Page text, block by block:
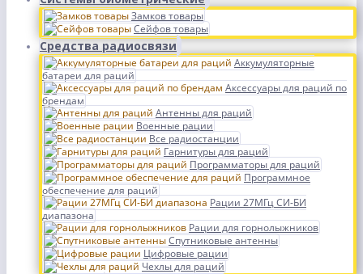
Замков товары
Сейфов товары
Средства радиосвязи
Аккумуляторные
батареи для раций
Аксессуары для раций по
брендам
Антенны для раций
Военные рации
Все радиостанции
Гарнитуры для раций
Программаторы для раций
Программное
обеспечение для раций
Рации 27МГц СИ-БИ
диапазона
Рации для горнолыжников
Спутниковые антенны
Цифровые рации
Чехлы для раций